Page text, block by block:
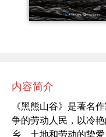
内容简介
《黑熊山谷》是著名
争的劳动人民，以冷
乡、土地和劳动的挚